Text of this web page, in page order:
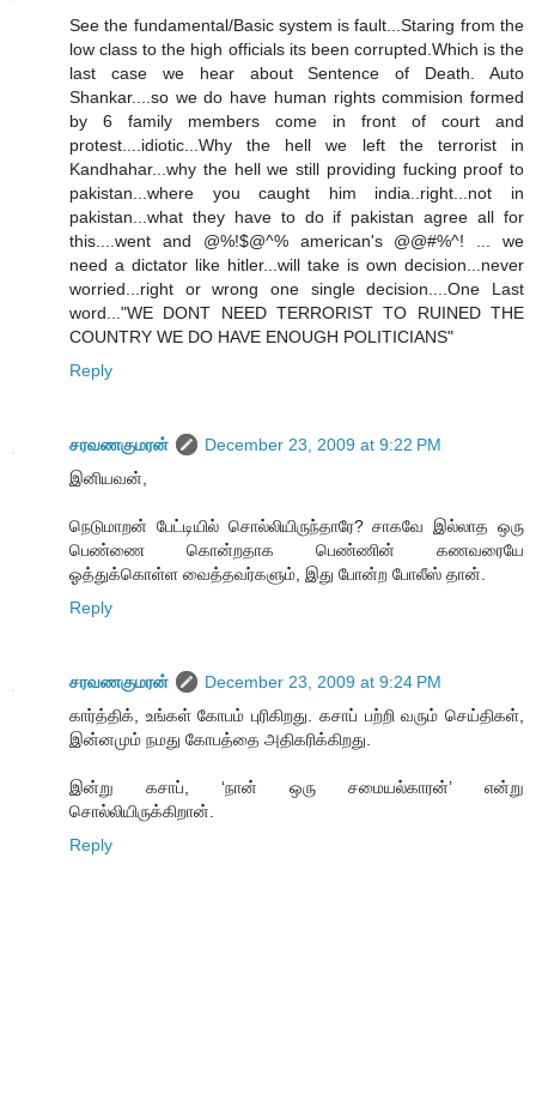
See the fundamental/Basic system is fault...Staring from the
low class to the high officials its been corrupted.Which is the
last case we hear about Sentence of Death. Auto
Shankar....so we do have human rights commision formed
by 6 family members come in front of court and
protest....idiotic...Why the hell we left the terrorist in
Kandhahar...why the hell we still providing fucking proof to
pakistan...where you caught him india..right...not in
pakistan...what they have to do if pakistan agree all for
this....went and @%!$@^% american's @@#%^! ... we
need a dictator like hitler...will take is own decision...never
worried...right or wrong one single decision....One Last
word..."WE DONT NEED TERRORIST TO RUINED THE
COUNTRY WE DO HAVE ENOUGH POLITICIANS"
Reply
சரவணகுமரன்
December 23, 2009 at 9:22 PM
இனியவன்,
நெடுமாறன் பேட்டியில் சொல்லியிருந்தாரே? சாகவே இல்லாத ஒரு
பெண்ணை கொன்றதாக பெண்ணின் கணவரையே
ஓத்துக்கொள்ள வைத்தவர்களும், இது போன்ற போலீஸ் தான்.
Reply
சரவணகுமரன்
December 23, 2009 at 9:24 PM
கார்த்திக், உங்கள் கோபம் புரிகிறது. கசாப் பற்றி வரும் செய்திகள்,
இன்னமும் நமது கோபத்தை அதிகரிக்கிறது.
இன்று கசாப், ‘நான் ஒரு சமையல்காரன்’ என்று
சொல்லியிருக்கிறான்.
Reply